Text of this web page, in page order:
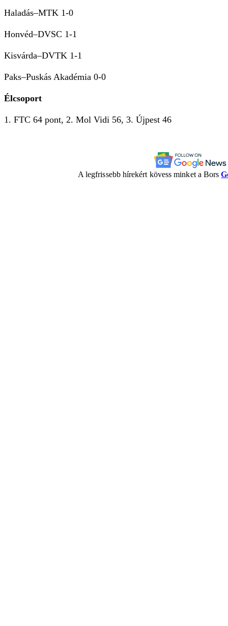
Haladás–MTK 1-0
Honvéd–DVSC 1-1
Kisvárda–DVTK 1-1
Paks–Puskás Akadémia 0-0
Élcsoport
1. FTC 64 pont, 2. Mol Vidi 56, 3. Újpest 46
A legfrissebb hírekért kövess minket a Bors